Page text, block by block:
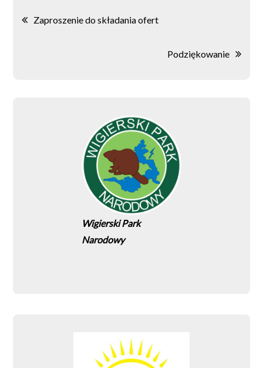
Nawigacja
Zaproszenie do składania ofert
Podziękowanie
Wigierski Park
Narodowy